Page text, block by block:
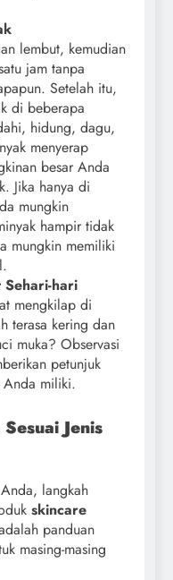
lembut, kemudian
jam tanpa
Setelah itu,
di beberapa
hidung, dagu,
menyerap
besar Anda
Jika hanya di
mungkin
hampir tidak
mungkin memiliki
hari
mengkilap di
terasa kering dan
muka? Observasi
petunjuk
Anda miliki.
Jenis
langkah
skincare
panduan
masing-masing